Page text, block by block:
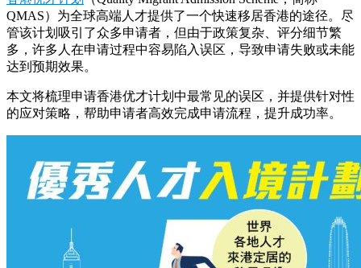
QMAS）为全球高端人才提供了一个快速移居香港的途径。尽
管该计划吸引了众多申请者，但由于政策复杂、评分细节繁
多，许多人在申请过程中容易陷入误区，导致申请失败或未能
达到预期效果。
本文将梳理申请香港优才计划中最常见的误区，并提供针对性
的应对策略，帮助申请者高效完成申请流程，提升成功率。